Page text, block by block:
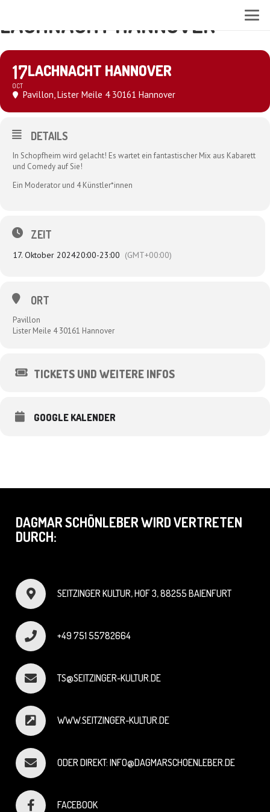
LACHNACHT HANNOVER
17
OCT
LACHNACHT HANNOVER
Pavillon, Lister Meile 4 30161 Hannover
DETAILS
In Schopfheim wird gelacht! Es wartet ein fantastischer Mix aus Kabarett
und Comedy auf Sie!
Ein Moderator und 4 Künstler*innen
ZEIT
17. Oktober 202420:00-23:00 (GMT+00:00)
ORT
Pavillon
Lister Meile 4 30161 Hannover
TICKETS UND WEITERE INFOS
GOOGLE KALENDER
DAGMAR SCHÖNLEBER WIRD VERTRETEN
DURCH:
SEITZINGER KULTUR, HOF 3, 88255 BAIENFURT
+49 751 55782664
TS@SEITZINGER-KULTUR.DE
WWW.SEITZINGER-KULTUR.DE
ODER DIREKT: INFO@DAGMARSCHOENLEBER.DE
FACEBOOK